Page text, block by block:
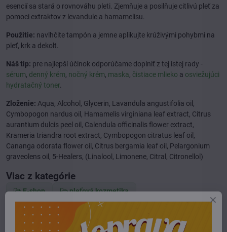
esencií sa stará o rovnováhu pleti. Zjemňuje a posilňuje citlivú pleť za
pomoci extraktov z levandule a hamamelisu.
Použitie: navlhčite tampón a jemne aplikujte krúživými pohybmi na
pleť, krk a dekolt.
Náš tip: pre najlepší účinok odporúčame doplniť z tej istej rady -
sérum, denný krém, nočný krém, maska, čistiace mlieko a osviežujúci
hydratačný toner
Zloženie: Aqua, Alcohol, Glycerin, Lavandula angustifolia oil,
Cymbopogon nardus oil, Hamamelis virginiana leaf extract, Citrus
aurantium dulcis peel oil, Calendula officinalis flower extract,
Krameria triandra root extract, Cymbopogon citratus leaf oil,
Cananga odorata flower oil, Citrus bergamia leaf oil, Pelargonium
graveolens oil, 5-Healers, (Linalool, Limonene, Citral, Citronellol)
Viac z kategórie
E-shop pleťová kozmetika
čistenie 2. krok - tonikum